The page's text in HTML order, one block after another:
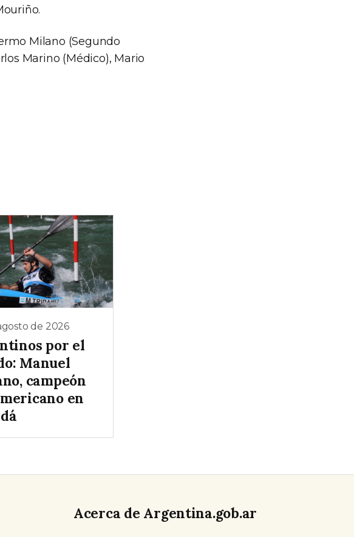
Milano (Segundo
Marino (Médico), Mario
de 2026
por el
Manuel
campeón
en
Acerca de Argentina.gob.ar